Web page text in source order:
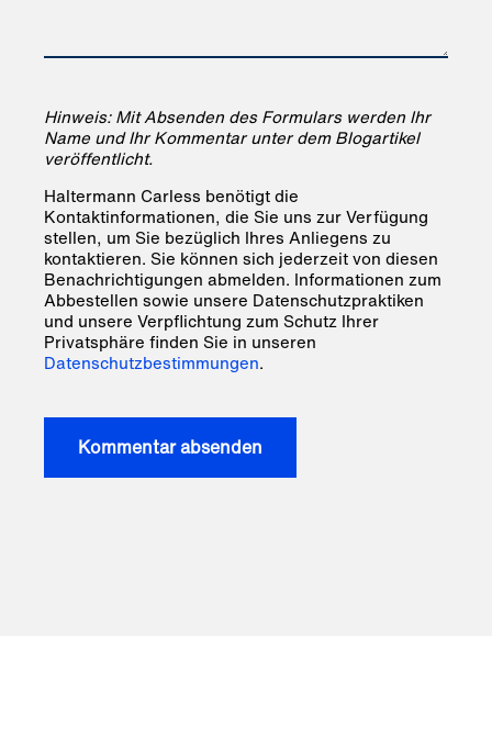
Hinweis: Mit Absenden des Formulars werden Ihr
Name und Ihr Kommentar unter dem Blogartikel
veröffentlicht.
Haltermann Carless benötigt die
Kontaktinformationen, die Sie uns zur Verfügung
stellen, um Sie bezüglich Ihres Anliegens zu
kontaktieren. Sie können sich jederzeit von diesen
Benachrichtigungen abmelden. Informationen zum
Abbestellen sowie unsere Datenschutzpraktiken
und unsere Verpflichtung zum Schutz Ihrer
Privatsphäre finden Sie in unseren
Datenschutzbestimmungen.